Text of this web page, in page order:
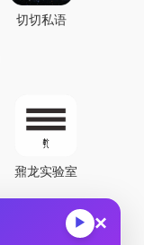
▶ ×
切切私语
鼐龙实验室